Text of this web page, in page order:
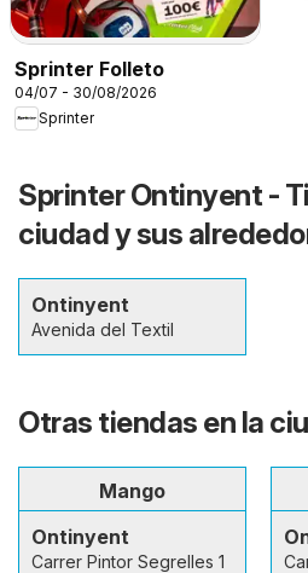
Sprinter Folleto
04/07 - 30/08/2026
Sprinter
Sprinter Ontinyent -
ciudad y sus
Ontinyent
Avenida del Textil
Otras tiendas en la
Mango
Ontinyent
Carrer Pintor Segrelles 1